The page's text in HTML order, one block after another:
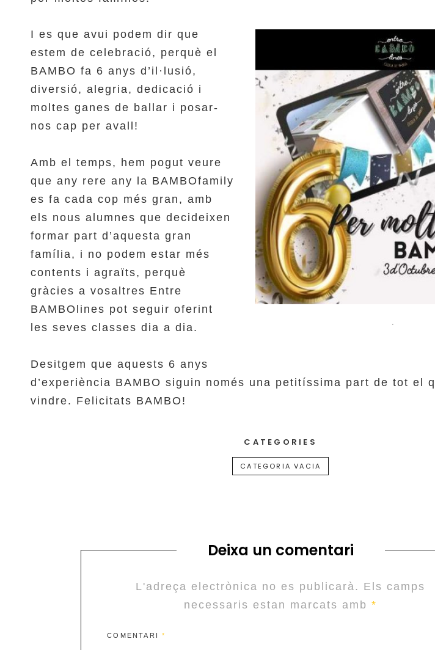
.
I es que avui podem dir que
estem de celebració, perquè el
BAMBO fa 6 anys d’il·lusió,
diversió, alegria, dedicació i
moltes ganes de ballar i posar-
nos cap per avall!
Amb el temps, hem pogut veure
que any rere any la BAMBOfamily
es fa cada cop més gran, amb
els nous alumnes que decideixen
formar part d’aquesta gran
família, i no podem estar més
contents i agraïts, perquè
gràcies a vosaltres Entre
BAMBOlines pot seguir oferint
les seves classes dia a dia.
Desitgem que aquests 6 anys
d’experiència BAMBO siguin només una petitíssima part de tot el
vindre. Felicitats BAMBO!
CATEGORIES
CATEGORIA VACIA
Deixa un comentari
L'adreça electrònica no es publicarà. Els camps
necessaris estan marcats amb*
COMENTARI*